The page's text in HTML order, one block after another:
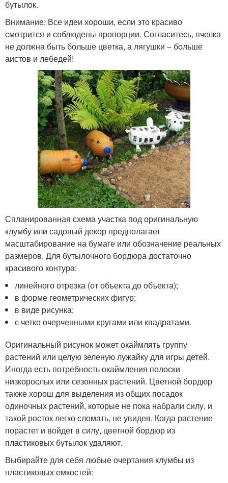
бутылок.
Внимание: Все идеи хороши, если это красиво
смотрится и соблюдены пропорции. Согласитесь, пчелка
не должна быть больше цветка, а лягушки – больше
аистов и лебедей!
Спланированная схема участка под оригинальную
клумбу или садовый декор предполагает
масштабирование на бумаге или обозначение реальных
размеров. Для бутылочного бордюра достаточно
красивого контура:
линейного отрезка (от объекта до объекта);
в форме геометрических фигур;
в виде рисунка;
с четко очерченными кругами или квадратами.
Оригинальный рисунок может окаймлять группу
растений или целую зеленую лужайку для игры детей.
Иногда есть потребность окаймления полоски
низкорослых или сезонных растений. Цветной бордюр
также хорош для выделения из общих посадок
одиночных растений, которые не пока набрали силу, и
такой росток легко сломать, не увидев. Когда растение
порастет и войдет в силу, цветной бордюр из
пластиковых бутылок удаляют.
Выбирайте для себя любые очертания клумбы из
пластиковых емкостей: